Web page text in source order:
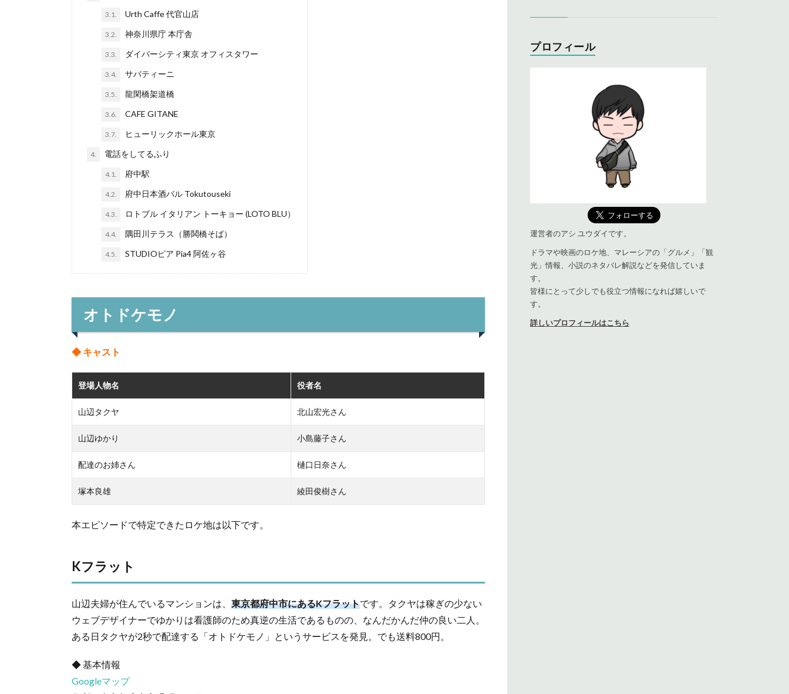
3.1. Urth Caffe 代官山店
3.2. 神奈川県庁 本庁舎
3.3. ダイバーシティ東京 オフィスタワー
3.4. サバティーニ
3.5. 龍閑橋架道橋
3.6. CAFE GITANE
3.7. ヒューリックホール東京
4. 電話をしてるふり
4.1. 府中駅
4.2. 府中日本酒バル Tokutouseki
4.3. ロトブル イタリアン トーキョー (LOTO BLU）
4.4. 隅田川テラス（勝鬨橋そば）
4.5. STUDIOピア Pia4 阿佐ヶ谷
オトドケモノ
◆ キャスト
登場人物名 役者名
山辺タクヤ 北山宏光さん
山辺ゆかり 小島藤子さん
配達のお姉さん 樋口日奈さん
塚本良雄 綾田俊樹さん
本エピソードで特定できたロケ地は以下です。
Kフラット
山辺夫婦が住んでいるマンションは、 東京都府中市にあるKフラットです。タクヤは稼ぎの少ない
ウェブデザイナーでゆかりは看護師のため真逆の生活であるものの、なんだかんだ仲の良い二人。
ある日タクヤが2秒で配達する「オトドケモノ」というサービスを発見。でも送料800円。
◆ 基本情報
Googleマップ
プロフィール
運営者のアシ ユウダイです。
ドラマや映画のロケ地、マレーシアの「グルメ」「観
光」情報、小説のネタバレ解説などを発信していま
す。
皆様にとって少しでも役立つ情報になれば嬉しいで
す。
詳しいプロフィールはこちら